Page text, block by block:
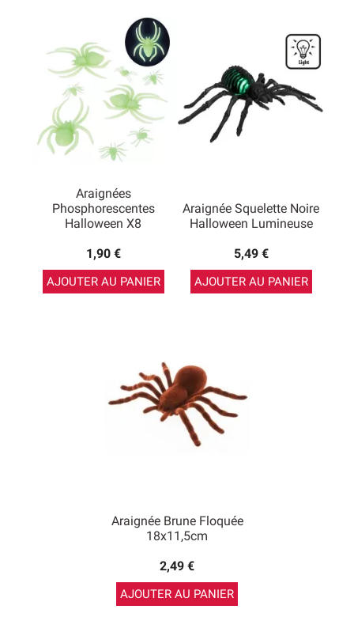
Araignées
Phosphorescentes
Halloween X8
1,90 €
AJOUTER AU PANIER
Araignée Squelette Noire
Halloween Lumineuse
5,49 €
AJOUTER AU PANIER
Araignée Brune Floquée
18x11,5cm
2,49 €
AJOUTER AU PANIER